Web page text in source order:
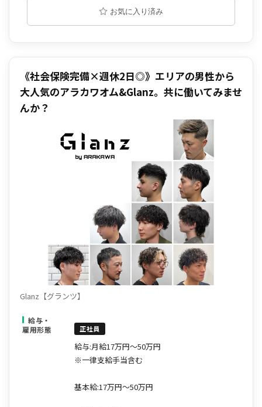
お気に入り済み
《社会保険完備×週休2日◎》エリアの男性から
大人気のアラカワオム&Glanz。共に働いてみませ
んか？
Glanz【グランツ】
給与・
雇用形態
正社員
給与:月給17万円～50万円
※一律支給手当含む
基本給:17万円～50万円